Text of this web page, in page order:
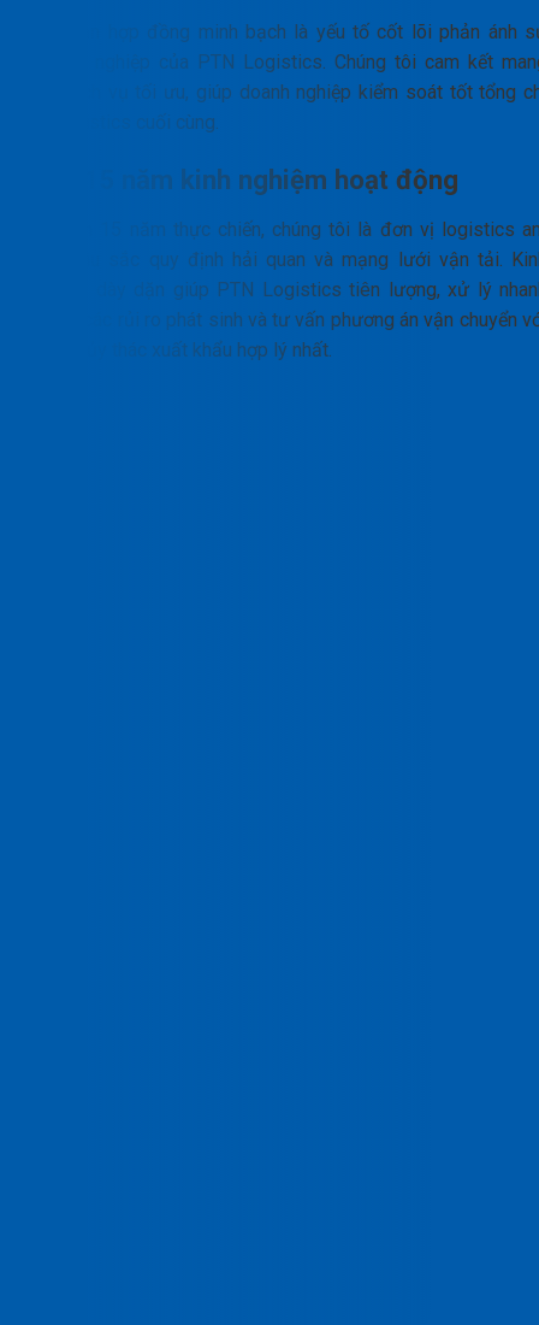
Một bản hợp đồng minh bạch là yếu tố cốt lõi phản ánh
chuyên nghiệp của PTN Logistics. Chúng tôi cam kết
đến dịch vụ tối ưu, giúp doanh nghiệp kiểm soát tốt tổng
phí logistics cuối cùng.
Hơn 15 năm kinh nghiệm hoạt động
Với hơn 15 năm thực chiến, chúng tôi là đơn vị logistics
hiểu sâu sắc quy định hải quan và mạng lưới vận tải.
nghiệm dày dặn giúp PTN Logistics tiên lượng, xử lý
chóng các rủi ro phát sinh và tư vấn phương án vận chuyển
chi phí ủy thác xuất khẩu hợp lý nhất.